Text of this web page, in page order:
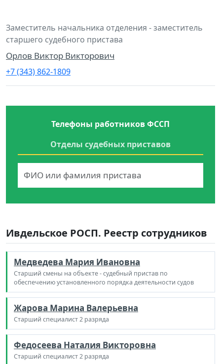
Заместитель начальника отделения - заместитель
старшего судебного пристава
Орлов Виктор Викторович
+7 (343) 862-1809
Телефоны работников ФССП
Отделы судебных приставов
Ивдельское РОСП. Реестр сотрудников
Медведева Мария Ивановна
Старший смены на объекте - судебный пристав по
обеспечению установленного порядка деятельности судов
Жарова Марина Валерьевна
Старший специалист 2 разряда
Федосеева Наталия Викторовна
Старший специалист 2 разряда